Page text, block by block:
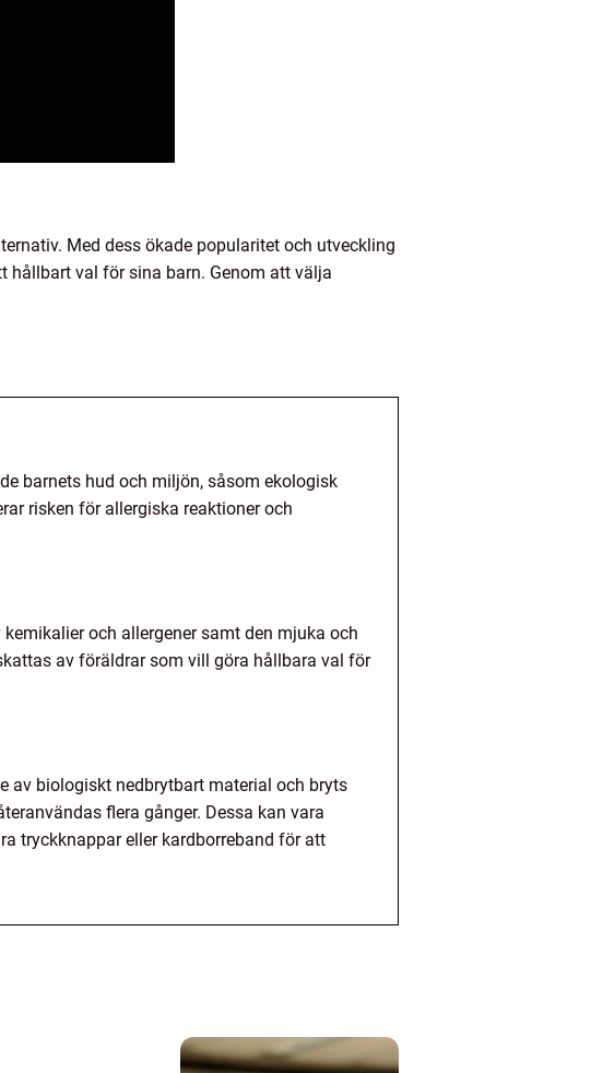
Med dess ökade popularitet och utveckling
hållbart val för sina barn. Genom att välja
barnets hud och miljön, såsom ekologisk
risken för allergiska reaktioner och
och allergener samt den mjuka och
av föräldrar som vill göra hållbara val för
av biologiskt nedbrytbart material och bryts
flera gånger. Dessa kan vara
tryckknappar eller kardborreband för att